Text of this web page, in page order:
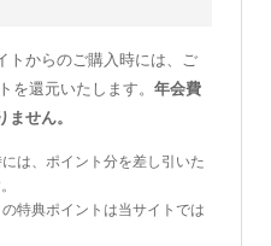
トからのご購入時には、ご
を還元いたします。 年会費
せん。
は、ポイント分を差し引いた
特典ポイントは当サイトでは